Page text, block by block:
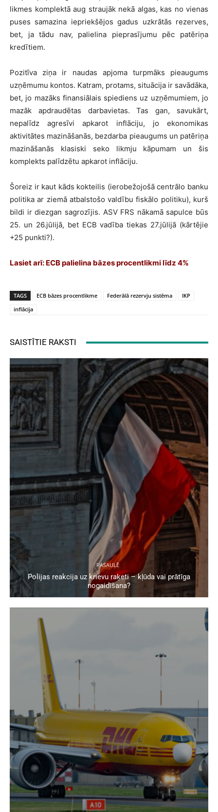
likmes komplektā aug straujāk nekā algas, kas no vienas
puses samazina iepriekšējos gadus uzkrātās rezerves,
bet, ja tādu nav, palielina pieprasījumu pēc patēriņa
kredītiem.
Pozitīva ziņa ir naudas apjoma turpmāks pieaugums
uzņēmumu kontos. Katram, protams, situācija ir savādāka,
bet, jo mazāks finansiālais spiediens uz uzņēmumiem, jo
mazāk apdraudētas darbavietas. Tas gan, savukārt,
nepalīdz agresīvi apkarot inflāciju, jo ekonomikas
aktivitātes mazināšanās, bezdarba pieaugums un patēriņa
mazināšanās klasiski seko likmju kāpumam un šis
komplekts palīdzētu apkarot inflāciju.
Šoreiz ir kaut kāds kokteilis (ierobežojošā centrālo banku
politika ar ziemā atbalstošo valdību fiskālo politiku), kurš
bildi ir diezgan sagrozījis. ASV FRS nākamā sapulce būs
25. un 26.jūlijā, bet ECB vadība tiekas 27.jūlijā (kārtējie
+25 punkti?).
Lasiet arī: ECB palielina bāzes procentlikmi līdz 4%
TAGS ECB bāzes procentlikme Federālā rezervju sistēma
IKP
inflācija
SAISTĪTIE RAKSTI
PASAULĒ
Polijas reakcija uz krievu raķeti – kļūda vai prātīga
nogaidīšana?